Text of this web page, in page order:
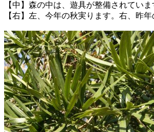
【中】森の中は、遊具が整備されていま
【右】左、今年の秋実ります。右、昨